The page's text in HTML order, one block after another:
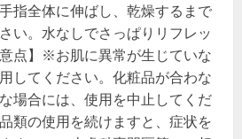
指全体に伸ばし、乾燥するまで
い。水なしでさっぱりリフレッ
点】※お肌に異常が生じていな
してください。化粧品が合わな
場合には、使用を中止してくだ
類の使用を続けますと、症状を